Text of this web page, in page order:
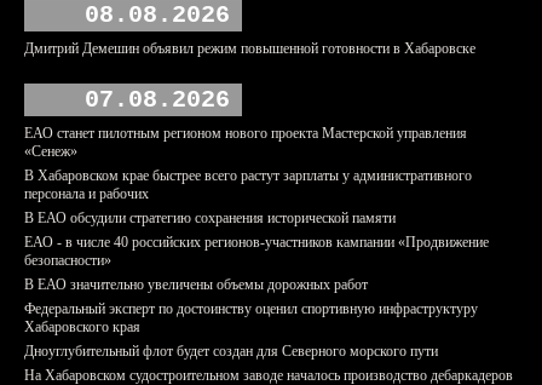
08.08.2026
Дмитрий Демешин объявил режим повышенной готовности в Хабаровске
07.08.2026
ЕАО станет пилотным регионом нового проекта Мастерской управления
«Сенеж»
В Хабаровском крае быстрее всего растут зарплаты у административного
персонала и рабочих
В ЕАО обсудили стратегию сохранения исторической памяти
ЕАО - в числе 40 российских регионов-участников кампании «Продвижение
безопасности»
В ЕАО значительно увеличены объемы дорожных работ
Федеральный эксперт по достоинству оценил спортивную инфраструктуру
Хабаровского края
Дноуглубительный флот будет создан для Северного морского пути
На Хабаровском судостроительном заводе началось производство дебаркадеров